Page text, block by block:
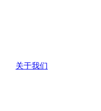
关于我们